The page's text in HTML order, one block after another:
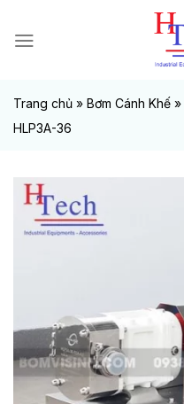
đến
Trang chủ » Bơm Cánh Khế »
HLP3A-36